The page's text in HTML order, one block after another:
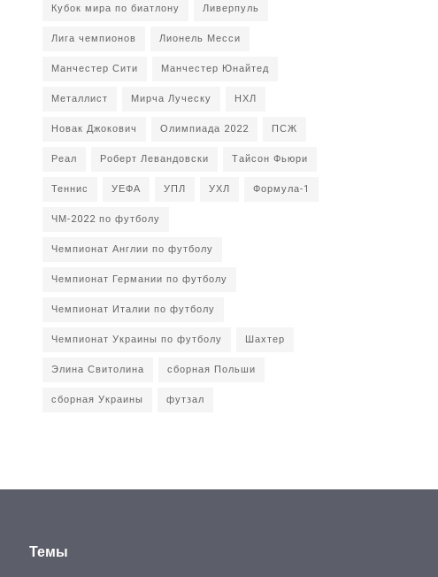
Кубок мира по биатлону
Ливерпуль
Лига чемпионов
Лионель Месси
Манчестер Сити
Манчестер Юнайтед
Металлист
Мирча Луческу
НХЛ
Новак Джокович
Олимпиада 2022
ПСЖ
Реал
Роберт Левандовски
Тайсон Фьюри
Теннис
УЕФА УПЛ УХЛ
Формула-1
ЧМ-2022 по футболу
Чемпионат Англии по футболу
Чемпионат Германии по футболу
Чемпионат Италии по футболу
Чемпионат Украины по футболу
Шахтер
Элина Свитолина
сборная Польши
сборная Украины
футзал
Темы